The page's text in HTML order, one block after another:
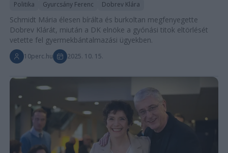
Politika Gyurcsány Ferenc Dobrev Klára
Schmidt Mária élesen bírálta és burkoltan megfenyegette
Dobrev Klárát, miután a DK elnöke a gyónási titok eltörlését
vetette fel gyermekbántalmazási ügyekben.
10perc.hu 2025. 10. 15.